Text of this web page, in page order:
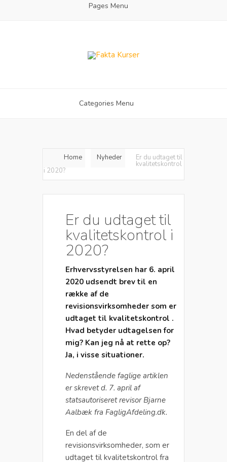
Pages Menu
Categories Menu
Home Nyheder Er du udtaget til
kvalitetskontrol
i 2020?
Er du udtaget til
kvalitetskontrol i
2020?
Erhvervsstyrelsen har 6. april
2020 udsendt brev til en
række af de
revisionsvirksomheder som er
udtaget til kvalitetskontrol .
Hvad betyder udtagelsen for
mig? Kan jeg nå at rette op?
Ja, i visse situationer.
Nedenstående faglige artiklen
er skrevet d. 7. april af
statsautoriseret revisor Bjarne
Aalbæk fra FagligAfdeling.dk.
En del af de
revisionsvirksomheder, som er
udtaget til kvalitetskontrol fra